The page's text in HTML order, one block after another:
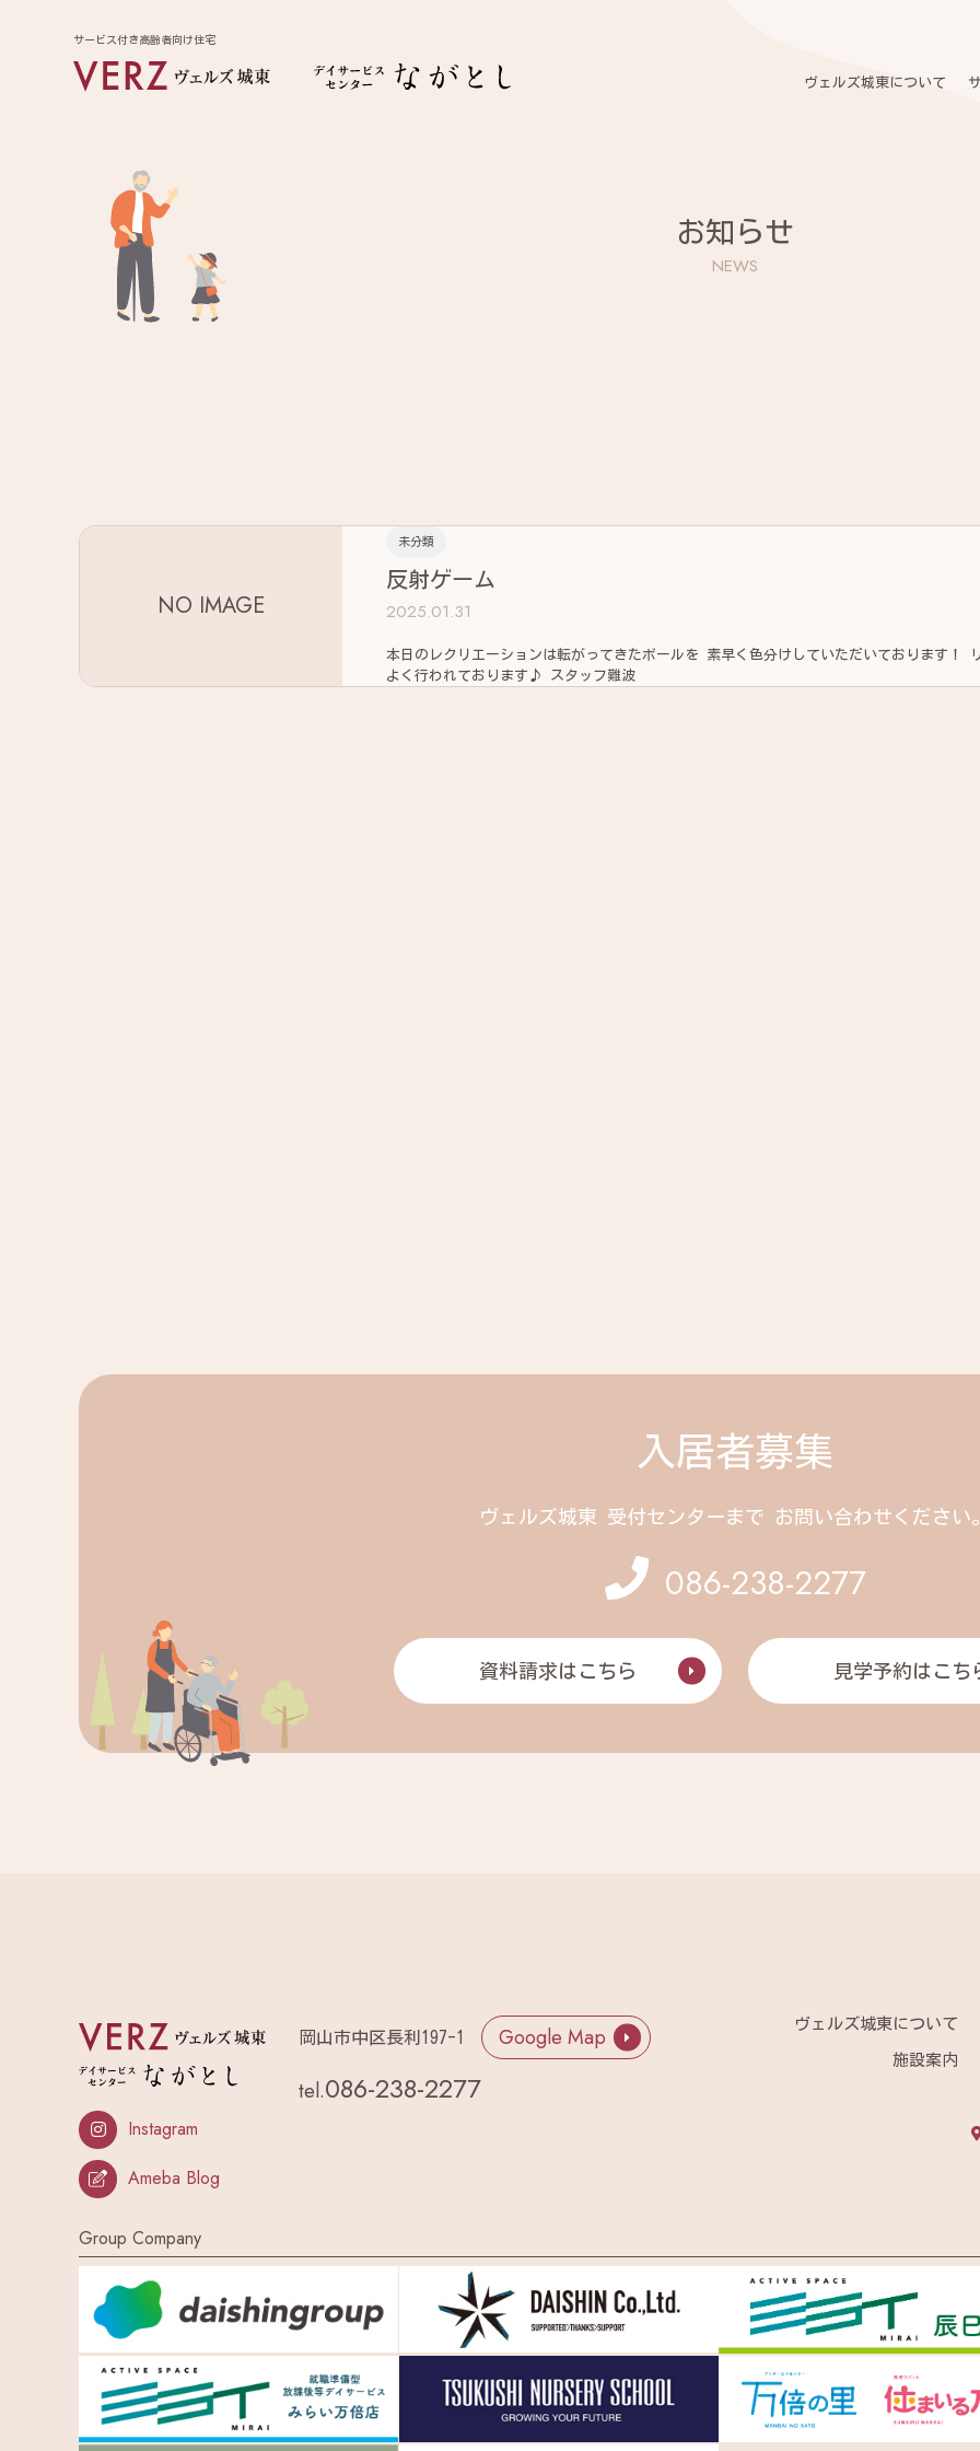
サービス付き高齢者向け住宅
ヴェルズ城東について
お知らせ
NEWS
NO IMAGE
未分類
反射ゲーム
2025.01.31
本日のレクリエーションは転がってきたボールを 素早く色分けしていただいております！ リズム
よく行われております♪ スタッフ難波
入居者募集
ヴェルズ城東 受付センターまで お問い合わせください
086-238-2277
資料請求はこちら 見学予約はこち
Instagram
Ameba Blog
岡山市中区長利197-1
Google Map
tel.086-238-2277
ヴェルズ城東について
施設案内
Group Company